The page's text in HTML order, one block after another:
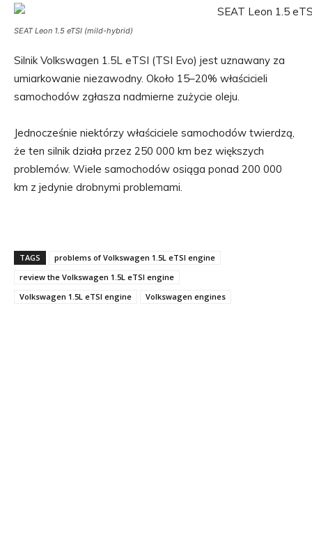
SEAT Leon 1.5 eTSI (mild-hybrid)
Silnik Volkswagen 1.5L eTSI (TSI Evo) jest uznawany za
umiarkowanie niezawodny. Około 15–20% właścicieli
samochodów zgłasza nadmierne zużycie oleju.
Jednocześnie niektórzy właściciele samochodów twierdzą,
że ten silnik działa przez 250 000 km bez większych
problemów. Wiele samochodów osiąga ponad 200 000
km z jedynie drobnymi problemami.
TAGS
problems of Volkswagen 1.5L eTSI engine
review the Volkswagen 1.5L eTSI engine
Volkswagen 1.5L eTSI engine
Volkswagen engines